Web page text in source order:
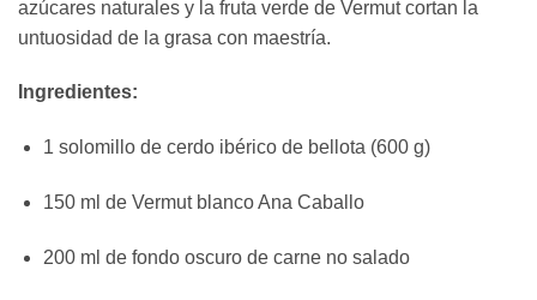
azúcares naturales y la fruta verde de Vermut cortan la
untuosidad de la grasa con maestría.
Ingredientes:
1 solomillo de cerdo ibérico de bellota (600 g)
150 ml de Vermut blanco Ana Caballo
200 ml de fondo oscuro de carne no salado